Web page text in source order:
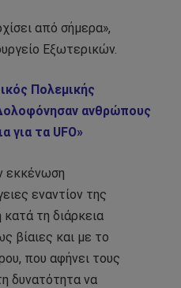
από σήμερα»,
Εξωτερικών.
Πολεμικής
ανθρώπους
για τα UFO»
εκκένωση
εναντίον της
τη διάρκεια
βίαιες και με το
που αφήνει τους
δυνατότητα να